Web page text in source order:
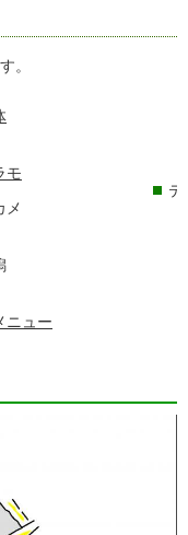
。
モ
メ
テ
ニュー